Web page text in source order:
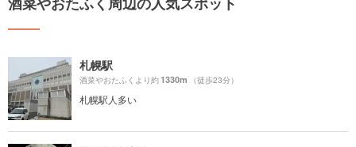
札幌駅
酒菜やおたふくより約1330m （徒歩23分）
札幌駅人多い